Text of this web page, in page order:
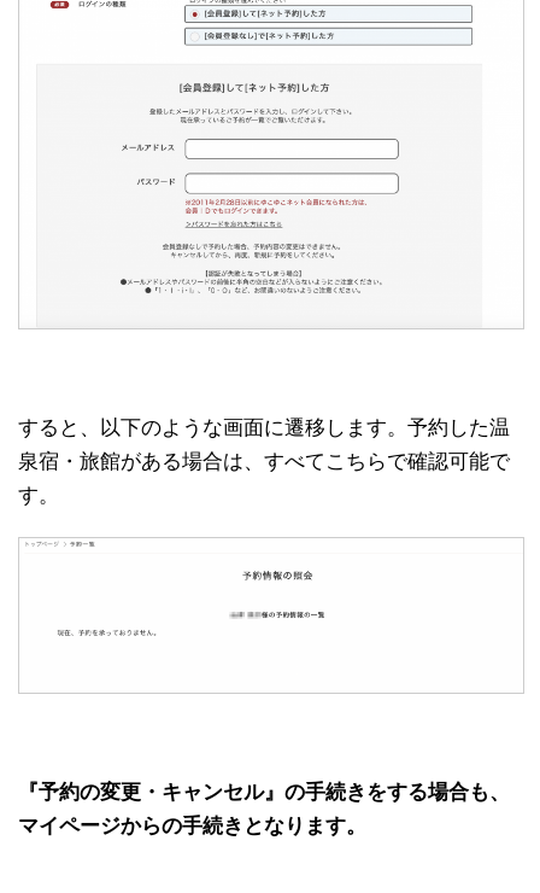
すると、以下のような画面に遷移します。予約した温
泉宿・旅館がある場合は、すべてこちらで確認可能で
す。
『予約の変更・キャンセル』の手続きをする場合も、
マイページからの手続きとなります。